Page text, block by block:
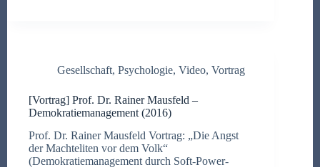
Gesellschaft, Psychologie, Video, Vortrag
[Vortrag] Prof. Dr. Rainer Mausfeld –
Demokratiemanagement (2016)
Prof. Dr. Rainer Mausfeld Vortrag: „Die Angst
der Machteliten vor dem Volk“
(Demokratiemanagement durch Soft-Power-